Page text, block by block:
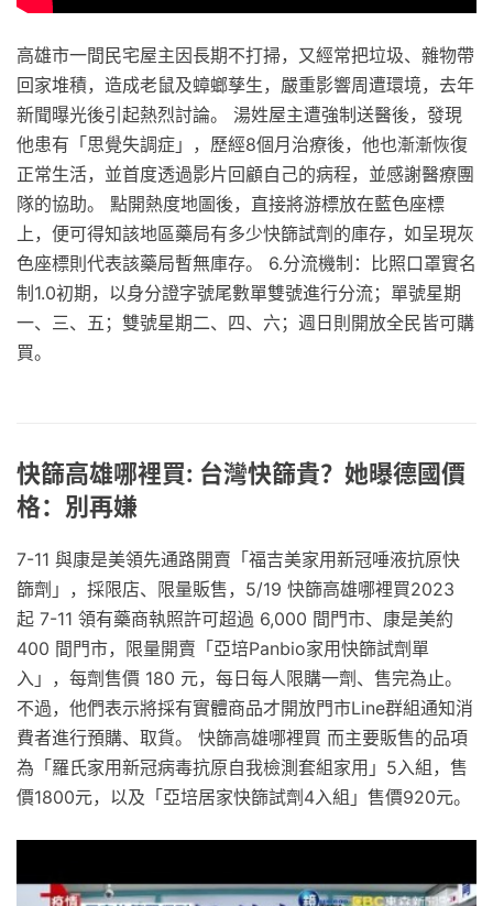
高雄市一間民宅屋主因長期不打掃，又經常把垃圾、雜物帶
回家堆積，造成老鼠及蟑螂孳生，嚴重影響周遭環境，去年
新聞曝光後引起熱烈討論。 湯姓屋主遭強制送醫後，發現
他患有「思覺失調症」，歷經8個月治療後，他也漸漸恢復
正常生活，並首度透過影片回顧自己的病程，並感謝醫療團
隊的協助。 點開熱度地圖後，直接將游標放在藍色座標
上，便可得知該地區藥局有多少快篩試劑的庫存，如呈現灰
色座標則代表該藥局暫無庫存。 6.分流機制：比照口罩實名
制1.0初期，以身分證字號尾數單雙號進行分流；單號星期
一、三、五；雙號星期二、四、六；週日則開放全民皆可購
買。
快篩高雄哪裡買: 台灣快篩貴？她曝德國價
格：別再嫌
7-11 與康是美領先通路開賣「福吉美家用新冠唾液抗原快
篩劑」，採限店、限量販售，5/19 快篩高雄哪裡買2023
起 7-11 領有藥商執照許可超過 6,000 間門市、康是美約
400 間門市，限量開賣「亞培Panbio家用快篩試劑單
入」，每劑售價 180 元，每日每人限購一劑、售完為止。
不過，他們表示將採有實體商品才開放門市Line群組通知消
費者進行預購、取貨。 快篩高雄哪裡買 而主要販售的品項
為「羅氏家用新冠病毒抗原自我檢測套組家用」5入組，售
價1800元，以及「亞培居家快篩試劑4入組」售價920元。